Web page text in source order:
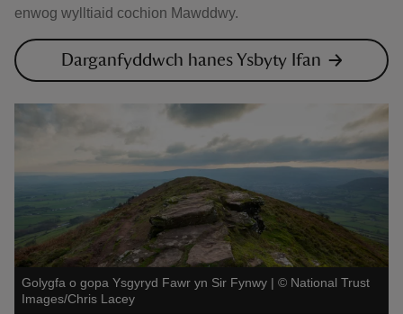
enwog wylltiaid cochion Mawddwy.
Darganfyddwch hanes Ysbyty Ifan
Golygfa o gopa Ysgyryd Fawr yn Sir Fynwy | © National Trust
Images/Chris Lacey